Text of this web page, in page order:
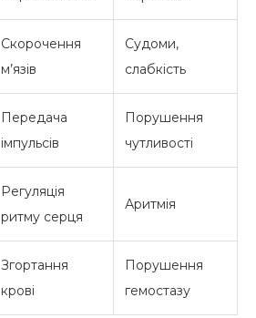
Скорочення
м’язів
Судоми,
слабкість
Передача
імпульсів
Порушення
чутливості
Регуляція
ритму серця
Аритмія
Згортання
крові
Порушення
гемостазу